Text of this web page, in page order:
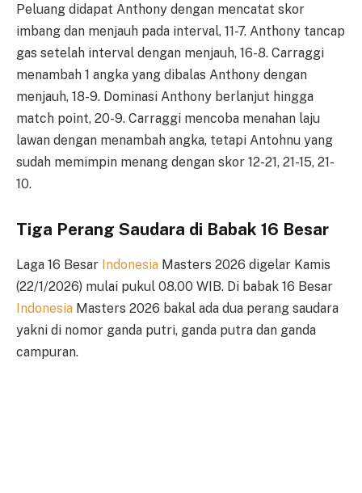
Peluang didapat Anthony dengan mencatat skor
imbang dan menjauh pada interval, 11-7. Anthony tancap
gas setelah interval dengan menjauh, 16-8. Carraggi
menambah 1 angka yang dibalas Anthony dengan
menjauh, 18-9. Dominasi Anthony berlanjut hingga
match point, 20-9. Carraggi mencoba menahan laju
lawan dengan menambah angka, tetapi Antohnu yang
sudah memimpin menang dengan skor 12-21, 21-15, 21-
10.
Tiga Perang Saudara di Babak 16 Besar
Laga 16 Besar Indonesia Masters 2026 digelar Kamis
(22/1/2026) mulai pukul 08.00 WIB. Di babak 16 Besar
Indonesia Masters 2026 bakal ada dua perang saudara
yakni di nomor ganda putri, ganda putra dan ganda
campuran.